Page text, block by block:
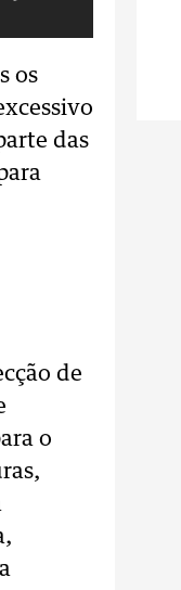
os
das
de
o